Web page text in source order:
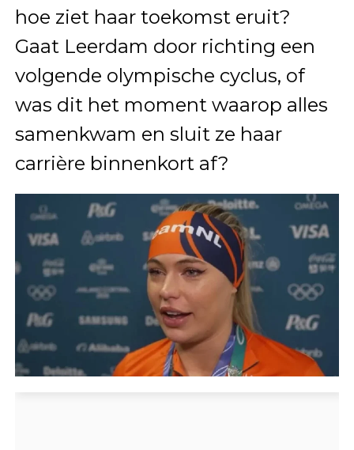
hoe ziet haar toekomst eruit?
Gaat Leerdam door richting een
volgende olympische cyclus, of
was dit het moment waarop alles
samenkwam en sluit ze haar
carrière binnenkort af?